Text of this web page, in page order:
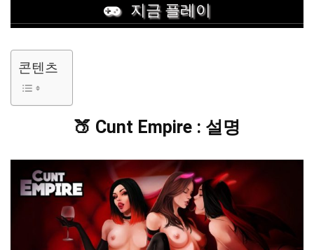
지금 플레이
콘텐츠
🍑 Cunt Empire : 설명